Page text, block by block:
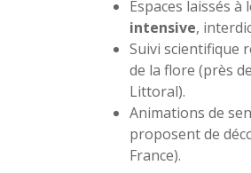
Espaces laissés
intensive,
Suivi scientifique
de la flore (près
Littoral).
Animations de
proposent de
France).